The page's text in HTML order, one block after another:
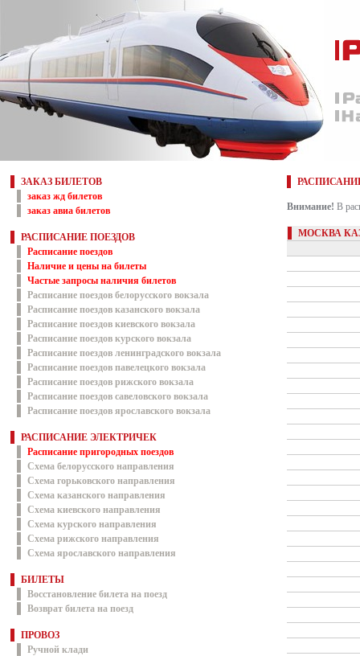
ЗАКАЗ БИЛЕТОВ
заказ жд билетов
заказ авиа билетов
РАСПИСАНИЕ ПОЕЗДОВ
Расписание поездов
Наличие и цены на билеты
Частые запросы наличия билетов
Расписание поездов белорусского вокзала
Расписание поездов казанского вокзала
Расписание поездов киевского вокзала
Расписание поездов курского вокзала
Расписание поездов ленинградского вокзала
Расписание поездов павелецкого вокзала
Расписание поездов рижского вокзала
Расписание поездов савеловского вокзала
Расписание поездов ярославского вокзала
РАСПИСАНИЕ ЭЛЕКТРИЧЕК
Расписание пригородных поездов
Схема белорусского направления
Схема горьковского направления
Схема казанского направления
Схема киевского направления
Схема курского направления
Схема рижского направления
Схема ярославского направления
БИЛЕТЫ
Восстановление билета на поезд
Возврат билета на поезд
ПРОВОЗ
Ручной клади
Внимание! В
МОСКВА